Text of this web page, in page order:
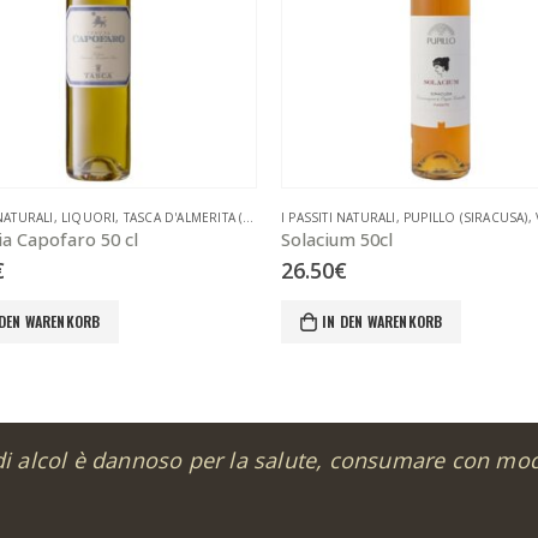
, LIQUORI, TASCA D'ALMERITA (PALERMO) ,VINI LIQUOROSI
Capofaro 50 cl
WARENKORB
I PASSITI NATURALI, PUPILLO (SIRACUSA),
Solacium 50cl
26.50€
IN DEN WARENKORB
alcol è dannoso per la salute, consumare con